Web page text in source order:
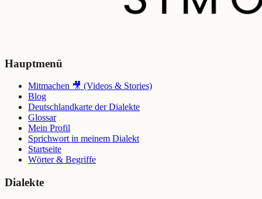
Hauptmenü
Mitmachen 🎥 (Videos & Stories)
Blog
Deutschlandkarte der Dialekte
Glossar
Mein Profil
Sprichwort in meinem Dialekt
Startseite
Wörter & Begriffe
Dialekte